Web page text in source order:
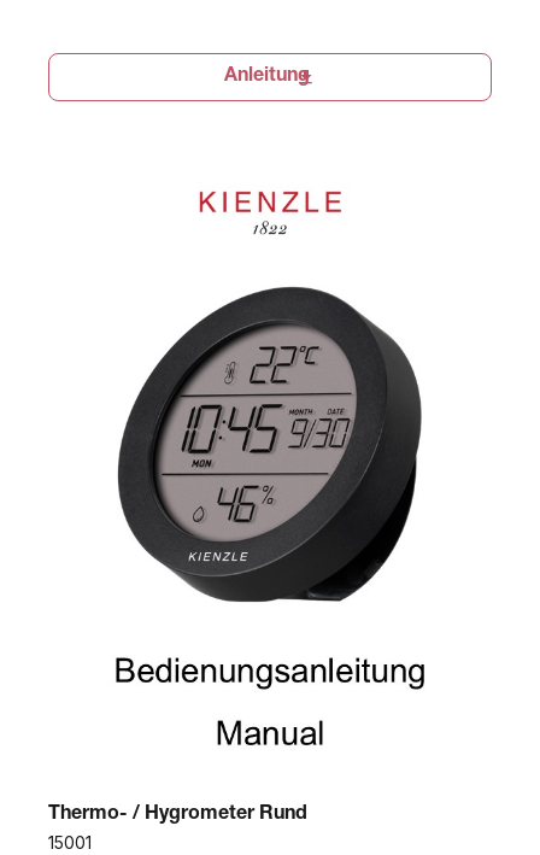
Anleitung
Thermo- / Hygrometer Rund
15001